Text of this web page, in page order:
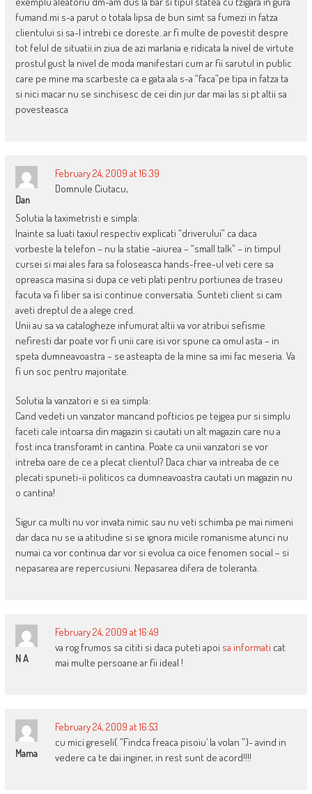
fumand.mi s-a parut o totala lipsa de bun simt sa fumezi in fatza
clientului si sa-l intrebi ce doreste..ar fi multe de povestit despre
tot felul de situatii.in ziua de azi marlania e ridicata la nivel de virtute
prostul gust la nivel de moda manifestari cum ar fii sarutul in public
care pe mine ma scarbeste ca e gata ala s-a “faca”pe tipa in fatza ta
si nici macar nu se sinchisesc de cei din jur dar mai las si pt altii sa
povesteasca
Dan
February 24, 2009 at 16:39
Domnule Ciutacu,
Solutia la taximetristi e simpla:
Inainte sa luati taxiul respectiv explicati “driverului” ca daca
vorbeste la telefon – nu la statie –aiurea – “small talk” – in timpul
cursei si mai ales fara sa foloseasca hands-free-ul veti cere sa
opreasca masina si dupa ce veti plati pentru portiunea de traseu
facuta va fi liber sa isi continue conversatia. Sunteti client si cam
aveti dreptul de a alege cred.
Unii au sa va catalogheze infumurat altii va vor atribui sefisme
nefiresti dar poate vor fi unii care isi vor spune ca omul asta – in
speta dumneavoastra – se asteapta de la mine sa imi fac meseria. Va
fi un soc pentru majoritate.
Solutia la vanzatori e si ea simpla:
Cand vedeti un vanzator mancand pofticios pe tejgea pur si simplu
faceti cale intoarsa din magazin si cautati un alt magazin care nu a
fost inca transforamt in cantina. Poate ca unii vanzatori se vor
intreba oare de ce a plecat clientul? Daca chiar va intreaba de ce
plecati spuneti-ii politicos ca dumneavoastra cautati un magazin nu
o cantina!
Sigur ca multi nu vor invata nimic sau nu veti schimba pe mai nimeni
dar daca nu se ia atitudine si se ignora micile romanisme atunci nu
numai ca vor continua dar vor si evolua ca oice fenomen social – si
nepasarea are repercusiuni. Nepasarea difera de toleranta.
N A
February 24, 2009 at 16:49
va rog frumos sa cititi si daca puteti apoi sa informati cat
mai multe persoane ar fii ideal !
Mama
February 24, 2009 at 16:53
cu mici greseli( ”Findca freaca pisoiu’ la volan ”)- avind in
vedere ca te dai inginer, in rest sunt de acord!!!!